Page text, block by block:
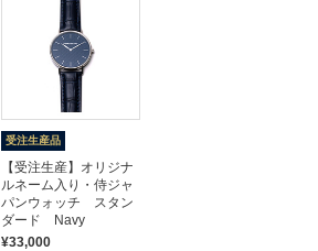
受注生産品
【受注生産】オリジナ
ルネーム入り・侍ジャ
パンウォッチ スタン
ダード Navy
¥33,000